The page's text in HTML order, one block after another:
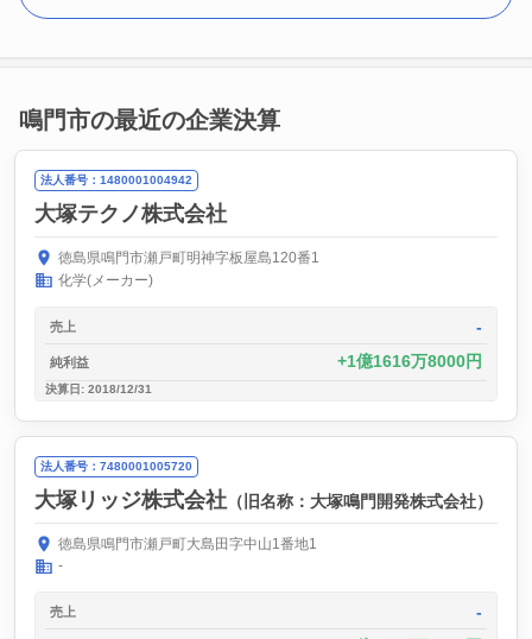
鳴門市の最近の企業決算
法人番号：1480001004942
大塚テクノ株式会社
徳島県鳴門市瀬戸町明神字板屋島120番1
化学(メーカー)
売上 -
純利益 1億1616万8000円
決算日: 2018/12/31
法人番号：7480001005720
大塚リッジ株式会社 （旧名称：大塚鳴門開発株式会社）
徳島県鳴門市瀬戸町大島田字中山1番地1
-
売上 -